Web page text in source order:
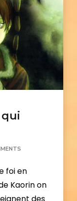
qui
foi en
Kaorin on